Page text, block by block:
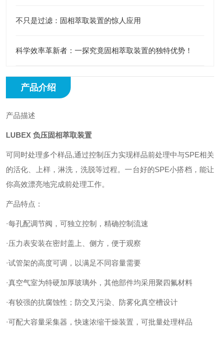
不只是过滤：固相萃取装置的惊人应用
科学效率革新者：一探究竟固相萃取装置的独特优势！
产品介绍
产品描述
LUBEX 负压固相萃取装置
可同时处理多个样品,通过控制压力实现样品前处理中与SPE相关
的活化、上样，淋洗，洗脱等过程。一台好的SPE小搭档，能让
你高效漂亮地完成前处理工作。
产品特点：
·每孔配调节阀，可独立控制，精确控制流速
·压力表安装在密封盖上、侧方，便于观察
·试管架的高度可调，以满足不同容量需要
·真空气室为特硬加厚玻璃外，其他部件均采用聚四氟材料
·有较强的抗腐蚀性；防交叉污染、防雾化真空槽设计
·可配大容量采集器，快速浓缩干燥装置，可批量处理样品